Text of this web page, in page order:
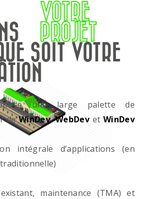
VOTRE
PROJET
SOIT VOTRE
une large palette de
deWinDev,WebDevet WinDev
d’applications (en
maintenance (TMA) et